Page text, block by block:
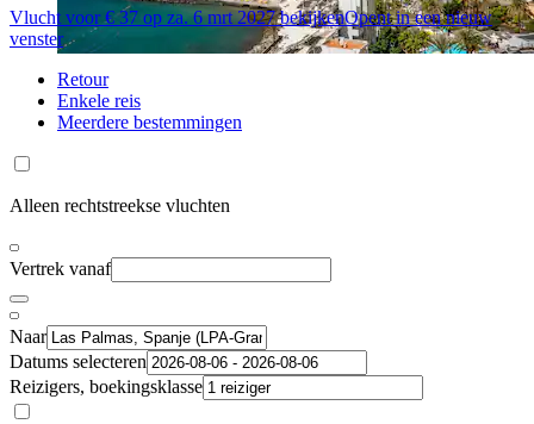
Vlucht voor € 37 op za. 6 mrt 2027 bekijkenOpent in een nieuw
venster
Retour
Enkele reis
Meerdere bestemmingen
Alleen rechtstreekse vluchten
Vertrek vanaf
Naar
Datums selecteren
Reizigers, boekingsklasse